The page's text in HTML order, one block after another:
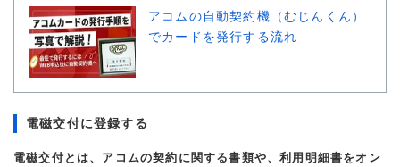
アコムの自動契約機（むじんくん）
でカードを発行する流れ
電磁交付に登録する
電磁交付とは、アコムの契約に関する書類や、利用明細書をオン